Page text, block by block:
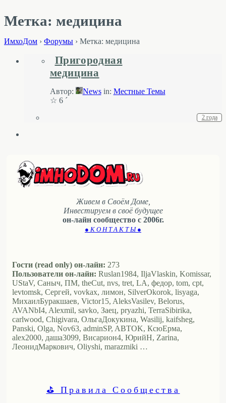
Метка: медицина
ИмхоДом › Форумы › Метка: медицина
Пригородная
медицина
Автор: News in: Местные Темы
☆ 6 ´
2 года
Живем в Своём Доме,
Инвестируем в своё будущее
он-лайн сообщество с 2006г.
● К О Н Т А К Т Ы ●
Гости (read only) он-лайн: 273
Пользователи он-лайн: Ruslan1984, IljaVlaskin, Komissar,
UStaV, Саныч, ПМ, theCut, nvs, tret, LA, федор, tom, cpt,
levtomsk, Сергей, vovkax, лимон, SilverOkorok, lisyaga,
МихаилБуракшаев, Victor15, AleksVasilev, Belorus,
AVANbI4, Alexmil, savko, Заец, pryazhi, TerraSibirika,
carlwood, Chigivara, ОльгаДокукина, Wasilij, kaifsheg,
Panski, Olga, Nov63, adminSP, ABTOK, КсюЕрма,
alex2000, даша3099, Висариoн4, ЮрийН, Zarina,
ЛеонидМаркович, Oliyshi, marazmiki …
⛳ Правила Сообщества